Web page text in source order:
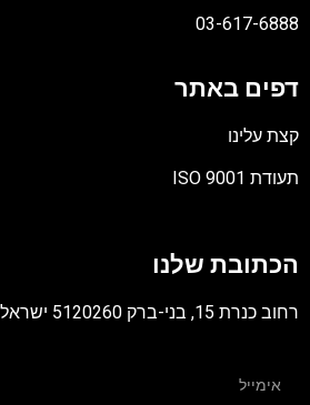
03-617-6888
דפים באתר
קצת עלינו
תעודת ISO 9001
PDF
הכתובת שלנו
רחוב כנרת 15, בני-ברק 5120260 ישראל